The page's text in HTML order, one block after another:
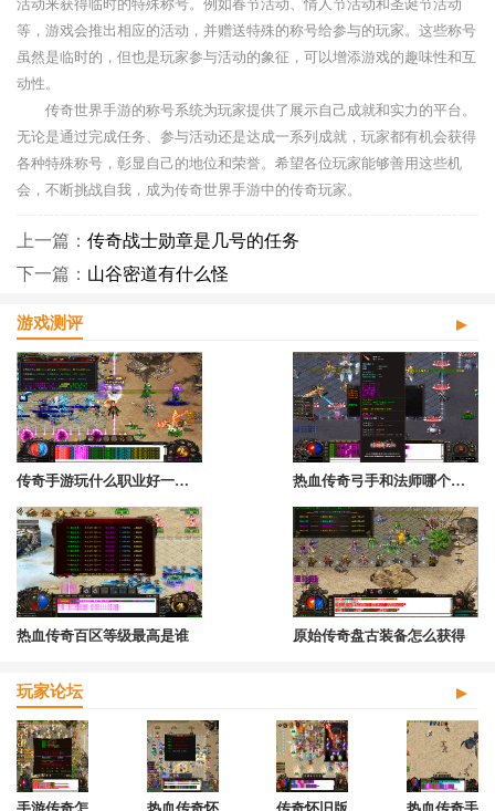
活动来获得临时的特殊称号。例如春节活动、情人节活动和圣诞节活动
等，游戏会推出相应的活动，并赠送特殊的称号给参与的玩家。这些称号
虽然是临时的，但也是玩家参与活动的象征，可以增添游戏的趣味性和互
动性。
传奇世界手游的称号系统为玩家提供了展示自己成就和实力的平台。
无论是通过完成任务、参与活动还是达成一系列成就，玩家都有机会获得
各种特殊称号，彰显自己的地位和荣誉。希望各位玩家能够善用这些机
会，不断挑战自我，成为传奇世界手游中的传奇玩家。
上一篇： 传奇战士勋章是几号的任务
下一篇： 山谷密道有什么怪
游戏测评
传奇手游玩什么职业好一点啊 热血传奇弓手和法师哪个厉害
热血传奇百区等级最高是谁 原始传奇盘古装备怎么获得
玩家论坛